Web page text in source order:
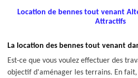
Location de bennes tout venant
Attractifs
La location des bennes tout venant
Est-ce que vous voulez effectuer des
objectif d'aménager les terrains. En